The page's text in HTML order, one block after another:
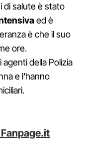
di salute è stato
ed è
è che il suo
ore.
della Polizia
e l'hanno